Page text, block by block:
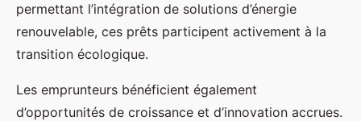
permettant l’intégration de solutions d’énergie
renouvelable, ces prêts participent activement à la
transition écologique.
Les emprunteurs bénéficient également
d’opportunités de croissance et d’innovation accrues.